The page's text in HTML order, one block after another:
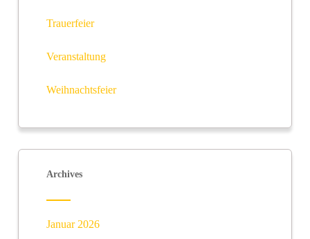
Trauerfeier
Veranstaltung
Weihnachtsfeier
Archives
Januar 2026